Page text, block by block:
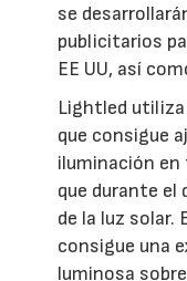
se
publicitarios
EE UU, así
Lightled
que consigue
iluminación
que durante el
de la luz solar.
consigue una
luminosa